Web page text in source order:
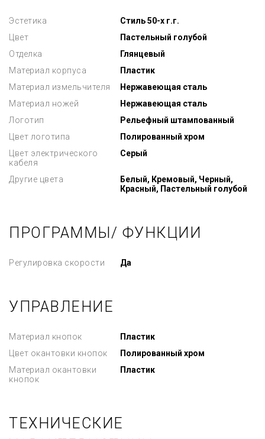
Эстетика
Стиль 50-х г.г.
Цвет
Пастельный голубой
Отделка
Глянцевый
Материал корпуса
Пластик
Материал измельчителя
Нержавеющая сталь
Материал ножей
Нержавеющая сталь
Логотип
Рельефный штампованный
Цвет логотипа
Полированный хром
Цвет электрического
кабеля
Серый
Другие цвета
Белый, Кремовый, Черный,
Красный, Пастельный голубой
ПРОГРАММЫ/ ФУНКЦИИ
Регулировка скорости Да
УПРАВЛЕНИЕ
Материал кнопок
Пластик
Цвет окантовки кнопок
Полированный хром
Материал окантовки
кнопок
Пластик
ТЕХНИЧЕСКИЕ